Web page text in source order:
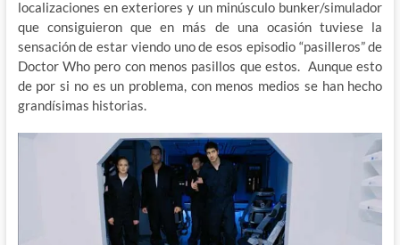
localizaciones en exteriores y un minúsculo bunker/simulador
que consiguieron que en más de una ocasión tuviese la
sensación de estar viendo uno de esos episodio “pasilleros” de
Doctor Who pero con menos pasillos que estos. Aunque esto
de por si no es un problema, con menos medios se han hecho
grandísimas historias.